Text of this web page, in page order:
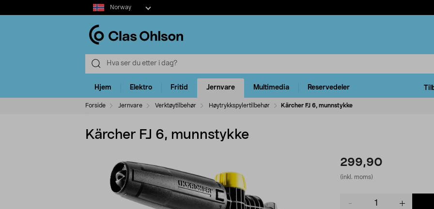
Select
market
Norway
Hjem Elektro Fritid Jernvare Multimedia Reservedeler
Forside Jernvare Verktøytilbehør Høytrykkspylertilbehør Kärcher FJ 6, munnstykke
Kärcher FJ 6, munnstykke
299,90
(inkl. moms)